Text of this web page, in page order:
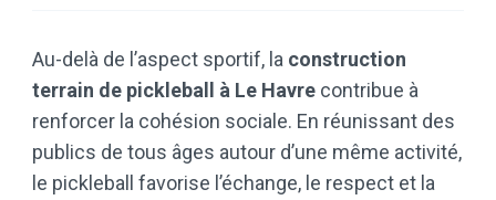
Au-delà de l’aspect sportif, la construction
terrain de pickleball à Le Havre contribue à
renforcer la cohésion sociale. En réunissant des
publics de tous âges autour d’une même activité,
le pickleball favorise l’échange, le respect et la